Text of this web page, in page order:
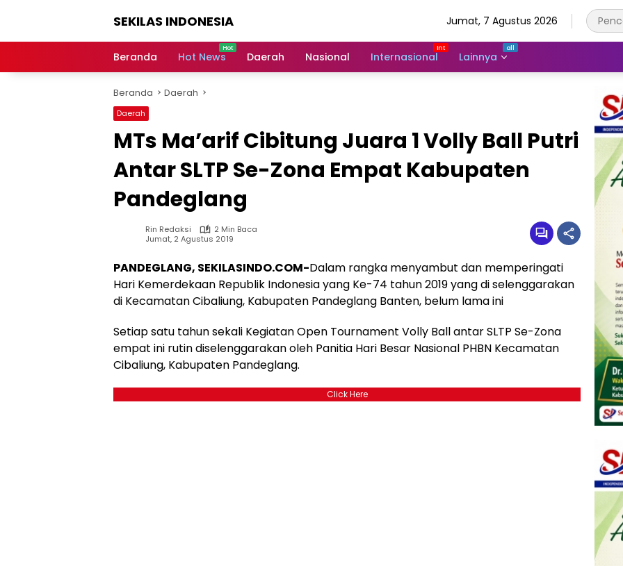
SEKILAS INDONESIA
Terkini,
Latest
World,
Headlines,
News
Jumat, 7 Agustus 2026
Beranda Hot News Daerah Nasional Internasional Lainnya
Beranda Daerah
Daerah
MTs Ma’arif Cibitung Juara 1 Volly Ball Putri
Antar SLTP Se-Zona Empat Kabupaten
Pandeglang
Rin Redaksi
2 Min Baca
Jumat, 2 Agustus 2019
PANDEGLANG, SEKILASINDO.COM-Dalam rangka menyambut dan memperingati
Hari Kemerdekaan Republik Indonesia yang Ke-74 tahun 2019 yang di selenggarakan
di Kecamatan Cibaliung, Kabupaten Pandeglang Banten, belum lama ini
Setiap satu tahun sekali Kegiatan Open Tournament Volly Ball antar SLTP Se-Zona
empat ini rutin diselenggarakan oleh Panitia Hari Besar Nasional PHBN Kecamatan
Cibaliung, Kabupaten Pandeglang.
Click Here